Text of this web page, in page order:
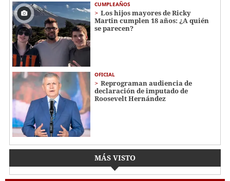
CUMPLEAÑOS
Los hijos mayores de Ricky
Martin cumplen 18 años: ¿A quién
se parecen?
OFICIAL
Reprograman audiencia de
declaración de imputado de
Roosevelt Hernández
MÁS VISTO